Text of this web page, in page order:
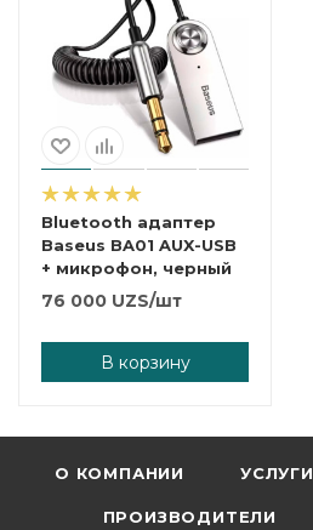
Bluetooth адаптер
Baseus BA01 AUX-USB
+ микрофон, черный
76 000 UZS/шт
В корзину
О КОМПАНИИ УСЛУГИ
ПРОИЗВОДИТЕЛИ